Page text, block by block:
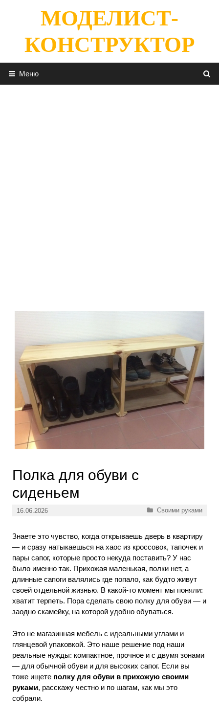
содержимомуМОДЕЛИСТ-
КОНСТРУКТОР
Меню
Полка для обуви с
сиденьем
16.06.2026 Рубрики
Своими руками
Знаете это чувство, когда открываешь дверь в квартиру
— и сразу натыкаешься на хаос из кроссовок, тапочек и
пары сапог, которые просто некуда поставить? У нас
было именно так. Прихожая маленькая, полки нет, а
длинные сапоги валялись где попало, как будто живут
своей отдельной жизнью. В какой-то момент мы поняли:
хватит терпеть. Пора сделать свою полку для обуви — и
заодно скамейку, на которой удобно обуваться.
Это не магазинная мебель с идеальными углами и
глянцевой упаковкой. Это наше решение под наши
реальные нужды: компактное, прочное и с двумя зонами
— для обычной обуви и для высоких сапог. Если вы
тоже ищете полку для обуви в прихожую своими
руками, расскажу честно и по шагам, как мы это
собрали.